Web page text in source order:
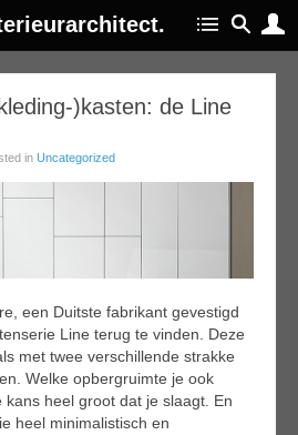
)kasten: de Line
in Uncategorized
een Duitste fabrikant gevestigd
Line terug te vinden. Deze
met twee verschillende strakke
Welke opbergruimte je ook
heel groot dat je slaagt. En
heel minimalistisch en